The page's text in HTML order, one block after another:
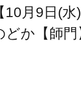
10月9日(
どか【師